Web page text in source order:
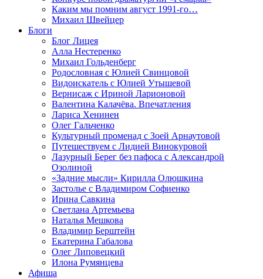
Каким мы помним август 1991-го…
Михаил Швейцер
Блоги
Блог Лицея
Алла Нестеренко
Михаил Гольденберг
Родословная с Юлией Свинцовой
Видоискатель с Юлией Утышевой
Вернисаж с Ириной Ларионовой
Валентина Калачёва. Впечатления
Лариса Хенинен
Олег Гальченко
Культурный променад с Зоей Арнаутовой
Путешествуем с Лидией Винокуровой
Лазурный Берег без пафоса с Александрой
Озолиной
«Задние мысли» Кирилла Олюшкина
Застолье с Владимиром Софиенко
Ирина Савкина
Светлана Артемьева
Наталья Мешкова
Владимир Берштейн
Екатерина Габалова
Олег Липовецкий
Илона Румянцева
Афиша